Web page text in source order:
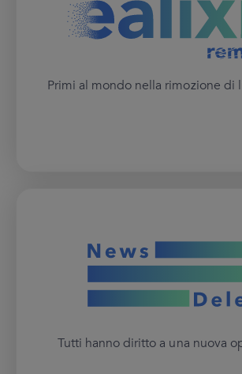
Primi al mondo nella rimozione di
Tutti hanno diritto a una nuova